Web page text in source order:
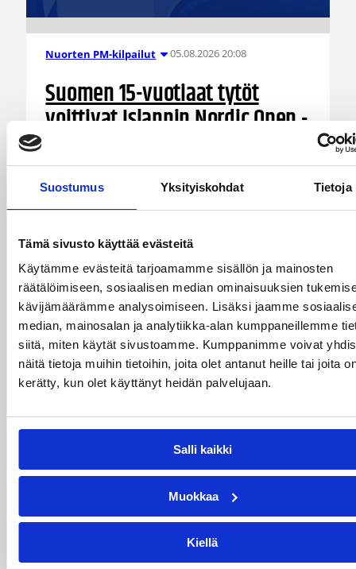
Suostumus Yksityiskohdat Tietoja
Tämä sivusto käyttää evästeitä
Käytämme evästeitä tarjoamamme sisällön ja mainosten
räätälöimiseen, sosiaalisen median ominaisuuksien
kävijämäärämme analysoimiseen. Lisäksi jaamme
median, mainosalan ja analytiikka-alan kumppaneillemme
siitä, miten käytät sivustoamme. Kumppanimme voivat
näitä tietoja muihin tietoihin, joita olet antanut heille tai joita
kerätty, kun olet käyttänyt heidän palvelujaan.
Salli kaikki
Muokkaa
Kiellä
Nuorten PM-kilpailut 05.08.2026 20:08
Suomen 15-vuotiaat tytöt
voittivat Islannin Nordic Open -
Suomen 15-vuotiaiden tyttöjen maajoukkue
vakuuttavasti 70–47. Sudenpennut kohtaa
klo 15.
05.08.2026 18:54